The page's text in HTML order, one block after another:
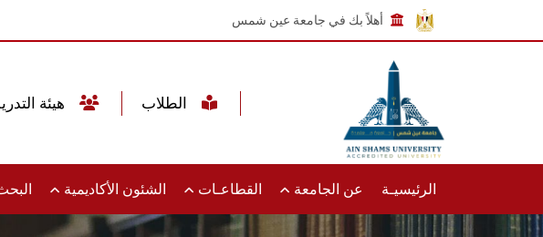
أهلاً بك في جامعة عين شمس
الرئيسيـة عن الجامعة القطاعـات الشئون الأكاديمية